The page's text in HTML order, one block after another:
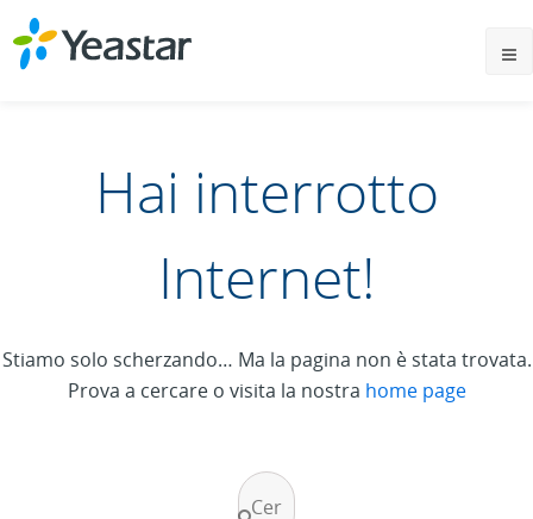
Hai interrotto
Internet!
Stiamo solo scherzando… Ma la pagina non è stata trovata.
Prova a cercare o visita la nostra home page